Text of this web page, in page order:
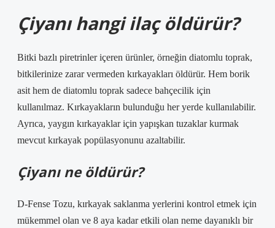
Çiyanı hangi ilaç öldürür?
Bitki bazlı piretrinler içeren ürünler, örneğin diatomlu toprak,
bitkilerinize zarar vermeden kırkayakları öldürür. Hem borik
asit hem de diatomlu toprak sadece bahçecilik için
kullanılmaz. Kırkayakların bulunduğu her yerde kullanılabilir.
Ayrıca, yaygın kırkayaklar için yapışkan tuzaklar kurmak
mevcut kırkayak popülasyonunu azaltabilir.
Çiyanı ne öldürür?
D-Fense Tozu, kırkayak saklanma yerlerini kontrol etmek için
mükemmel olan ve 8 aya kadar etkili olan neme dayanıklı bir